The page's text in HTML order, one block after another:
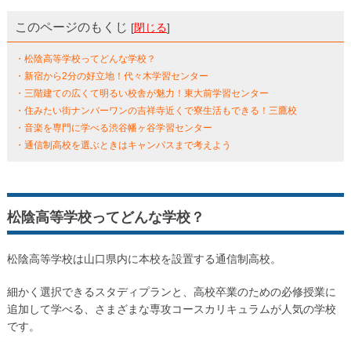
このページのもくじ [閉じる]
・松陰高等学校ってどんな学校？
・新宿から2分の好立地！代々木学習センター
・三階建ての広くて明るい校舎が魅力！東大前学習センター
・住みたい街ナンバーワンの吉祥寺近くで寮生活もできる！三鷹校
・音楽を専門に学べる渋谷幡ヶ谷学習センター
・通信制高校を選ぶときはキャンパスまで考えよう
松陰高等学校ってどんな学校？
松陰高等学校は山口県内に本校を設置する通信制高校。
細かく選択できるスタディプランと、高校卒業のための必修授業に
追加して学べる、さまざまな専攻コースカリキュラムが人気の学校
です。